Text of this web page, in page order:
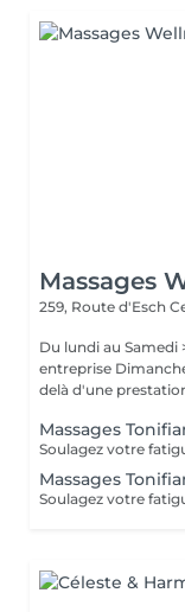
Massages
259, Route d'Esch
Du lundi au Samedi
entreprise Dimanche > Rendez-vous au salon et à domicile Au
delà d'une
Massages
Massages